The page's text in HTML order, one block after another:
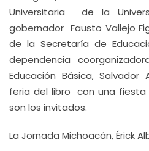
Universitaria de la
gobernador Fausto Vallejo
de la Secretaría de
dependencia
Educación Básica,
feria del libro con una
son los invitados.
La Jornada Michoacán, Érick